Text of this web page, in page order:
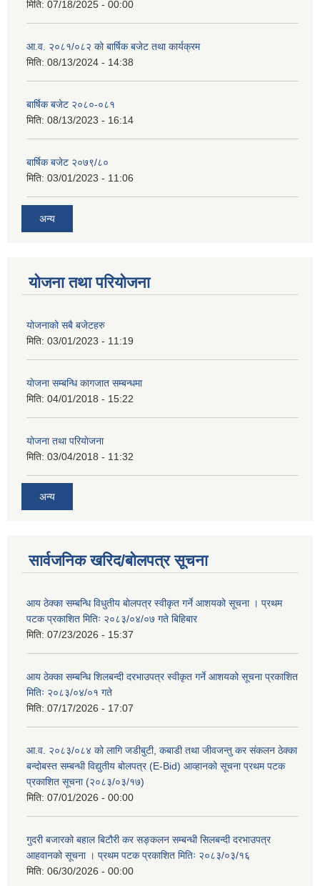
मिति: 07/18/2025 - 00:00
आ.व. २०८१/०८२ को बार्षिक बजेट तथा कार्यक्रम
मिति: 08/13/2024 - 14:38
बार्षिक बजेट २०८०-०८१
मिति: 08/13/2023 - 16:14
बार्षिक बजेट २०७९/८०
मिति: 03/01/2023 - 11:06
अन्य
योजना तथा परियोजना
योजनाको सबै बजेटहरु
मिति: 03/01/2023 - 11:19
याेजना सम्बन्धि कागजात सम्बन्धमा
मिति: 04/01/2018 - 15:22
याेजना तथा परियाेजना
मिति: 03/04/2018 - 11:32
अन्य
सार्वजनिक खरिद/बोलपत्र सूचना
आय ठेक्का सम्बन्धि विधुतीय बोलपत्र स्वीकृत गर्ने आशयको सूचना । प्रथम
पटक प्रकाशित मितिः २०८३/०४/०७ गते बिहिबार
मिति: 07/23/2026 - 15:37
आय ठेक्का सम्बन्धि शिलबन्दी दरभाउपत्र स्वीकृत गर्ने आशयको सूचना प्रकाशित
मितिः २०८३/०४/०१ गते
मिति: 07/17/2026 - 17:07
आ.व. २०८३/०८४ को लागि जडीबुटी, कबाडी तथा जीवजन्तु कर संकलन ठेक्का
बन्दोबस्त सम्बन्धी विद्युतीय बोलपत्र (E-Bid) आव्हानको सूचना प्रथम पटक
प्रकाशित सूचना (२०८३/०३/१७)
मिति: 07/01/2026 - 00:00
गुदरी बजारको बहाल बिटौरी कर सङ्कलन सम्बन्धी सिलबन्दी दरभाउपत्र
आहवानको सूचना । प्रथम पटक प्रकाशित मितिः २०८३/०३/१६
मिति: 06/30/2026 - 00:00